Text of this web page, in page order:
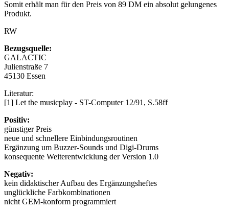
Somit erhält man für den Preis von 89 DM ein absolut gelungenes
Produkt.
RW
Bezugsquelle:
GALACTIC
Julienstraße 7
45130 Essen
Literatur:
[1] Let the musicplay - ST-Computer 12/91, S.58ff
Positiv:
günstiger Preis
neue und schnellere Einbindungsroutinen
Ergänzung um Buzzer-Sounds und Digi-Drums
konsequente Weiterentwicklung der Version 1.0
Negativ:
kein didaktischer Aufbau des Ergänzungsheftes
unglückliche Farbkombinationen
nicht GEM-konform programmiert